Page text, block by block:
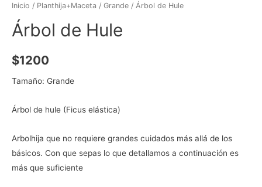
Inicio / Planthija+Maceta / Grande / Árbol de Hule
Árbol de Hule
$1200
Tamaño: Grande
Árbol de hule (Ficus elástica)
Arbolhija que no requiere grandes cuidados más allá de los
básicos. Con que sepas lo que detallamos a continuación es
más que suficiente